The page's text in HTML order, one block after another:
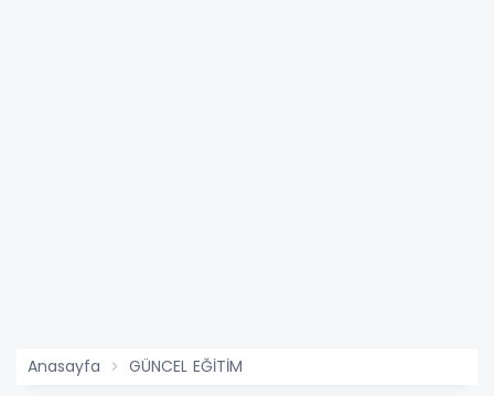
Anasayfa GÜNCEL EĞİTİM